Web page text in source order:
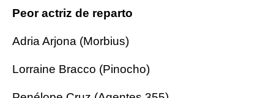
Peor actriz de reparto
Adria Arjona (Morbius)
Lorraine Bracco (Pinocho)